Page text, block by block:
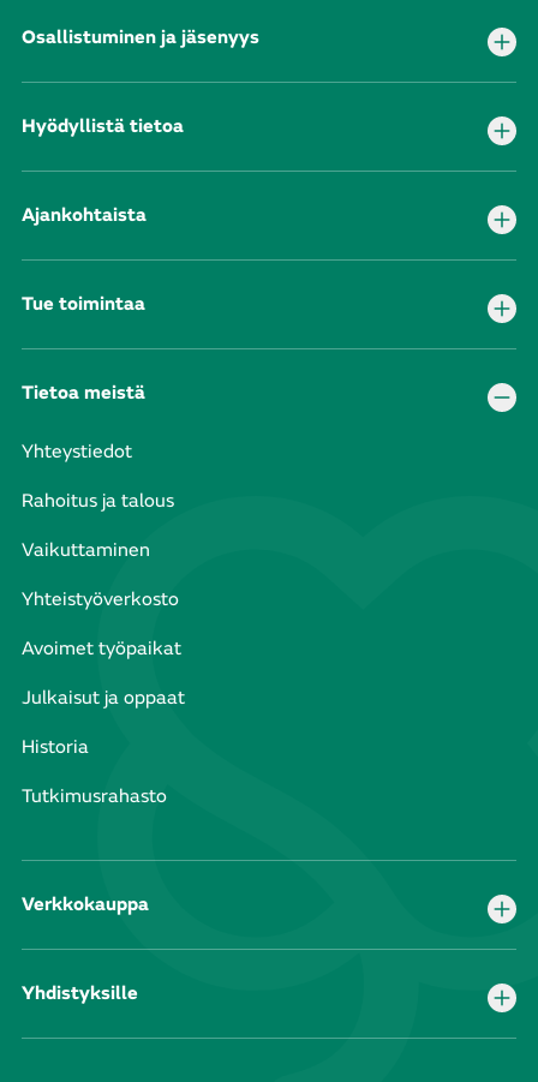
Osallistuminen ja jäsenyys
Hyödyllistä tietoa
Ajankohtaista
Tue toimintaa
Tietoa meistä
Yhteystiedot
Rahoitus ja talous
Vaikuttaminen
Yhteistyöverkosto
Avoimet työpaikat
Julkaisut ja oppaat
Historia
Tutkimusrahasto
Verkkokauppa
Yhdistyksille